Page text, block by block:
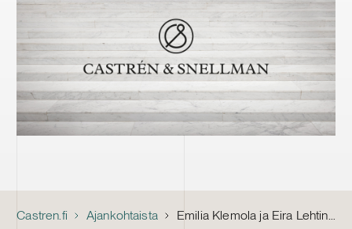
Castren.fi Ajankohtaista Emilia Klemola ja Eira Lehtinen associate-lakimiehiksi